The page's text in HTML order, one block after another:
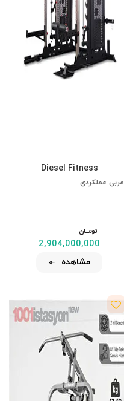
Diesel Fitness
مربی عملکردی
تومــــــان
2,904,000,000
مشاهده